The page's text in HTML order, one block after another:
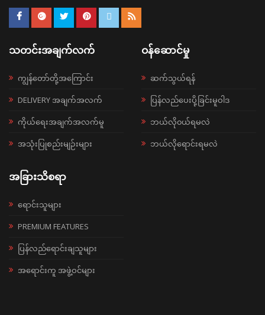
သတင်းအချက်လက်
ကျွန်တော်တို့အကြောင်း
DELIVERY အချက်အလက်
ကိုယ်ရေးအချက်အလက်မူ
အသုံးပြုစည်းမျဉ်းများ
ဝန်ဆောင်မှု
ဆက်သွယ်ရန်
ပြန်လည်ပေးပို့ခြင်းမူဝါဒ
ဘယ်လို၀ယ်ရမလဲ
ဘယ်လိုရောင်းရမလဲ
အခြားသိစရာ
ရောင်းသူများ
PREMIUM FEATURES
ပြန်လည်ရောင်းချသူများ
အရောင်းကူ အဖွဲ့ဝင်များ